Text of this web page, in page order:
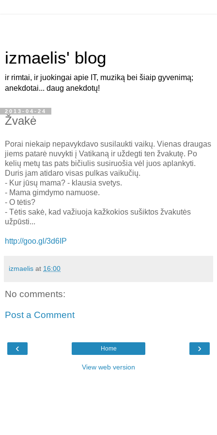
izmaelis' blog
ir rimtai, ir juokingai apie IT, muziką bei šiaip gyvenimą;
anekdotai... daug anekdotų!
2013-04-24
Žvakė
Porai niekaip nepavykdavo susilaukti vaikų. Vienas draugas
jiems patarė nuvykti į Vatikaną ir uždegti ten žvakutę. Po
kelių metų tas pats bičiulis susiruošia vėl juos aplankyti.
Duris jam atidaro visas pulkas vaikučių.
- Kur jūsų mama? - klausia svetys.
- Mama gimdymo namuose.
- O tėtis?
- Tėtis sakė, kad važiuoja kažkokios sušiktos žvakutės
užpūsti...
http://goo.gl/3d6IP
izmaelis at 16:00
No comments:
Post a Comment
‹ ›
Home
View web version